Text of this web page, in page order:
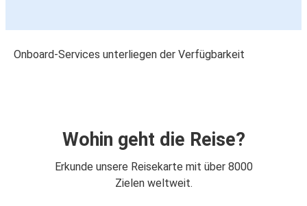
Onboard-Services unterliegen der Verfügbarkeit
Wohin geht die Reise?
Erkunde unsere Reisekarte mit über 8000
Zielen weltweit.